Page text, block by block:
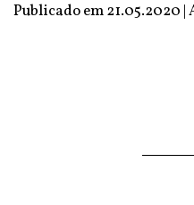
Publicado em 21.05.2020